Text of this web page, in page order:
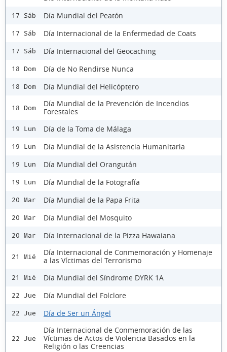
17 Sáb Día Mundial del Peatón
17 Sáb Día Internacional de la Enfermedad de Coats
17 Sáb Día Internacional del Geocaching
18 Dom Día de No Rendirse Nunca
18 Dom Día Mundial del Helicóptero
18 Dom
Día Mundial de la Prevención de Incendios
Forestales
19 Lun Día de la Toma de Málaga
19 Lun Día Mundial de la Asistencia Humanitaria
19 Lun Día Mundial del Orangután
19 Lun Día Mundial de la Fotografía
20 Mar Día Mundial de la Papa Frita
20 Mar Día Mundial del Mosquito
20 Mar Día Internacional de la Pizza Hawaiana
21 Mié
Día Internacional de Conmemoración y Homenaje
a las Víctimas del Terrorismo
21 Mié Día Mundial del Síndrome DYRK 1A
22 Jue Día Mundial del Folclore
22 Jue Día de Ser un Ángel
22 Jue
Día Internacional de Conmemoración de las
Víctimas de Actos de Violencia Basados en la
Religión o las Creencias